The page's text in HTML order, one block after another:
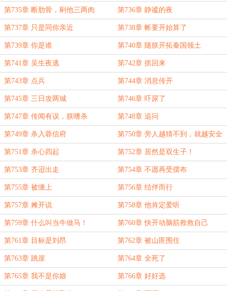
第735章 断肋骨，剜他三两肉 第736章 静谧的夜
第737章 只是同你亲近 第738章 帐要开始算了
第739章 你是谁 第740章 随朕开拓秦国领土
第741章 吴生夜逃 第742章 抓回来
第743章 点兵 第744章 消息传开
第745章 三日攻两城 第746章 吓尿了
第747章 传闻有误，朕嗜杀 第748章 追问
第749章 杀入蓉信府 第750章 旁人越猜不到，就越安全
第751章 杀心四起 第752章 居然是双生子！
第753章 齐迢出走 第754章 不愿再受摆布
第755章 被缠上 第756章 结伴而行
第757章 摊开说 第758章 他肯定爱听
第759章 什么叫当牛做马！ 第760章 快开动脑筋救救自己
第761章 目标是刘昂 第762章 被山匪围住
第763章 跳崖 第764章 全死了
第765章 我不是你娘 第766章 好好选